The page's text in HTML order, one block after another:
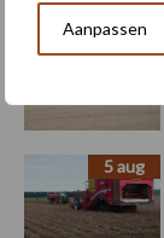
Aanpassen
Sidebar
6 aug
5 aug